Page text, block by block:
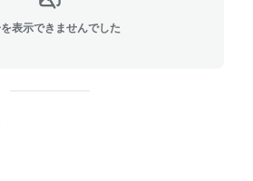
表示できませんでした